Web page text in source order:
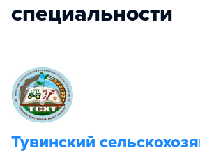
специальности
Тувинский